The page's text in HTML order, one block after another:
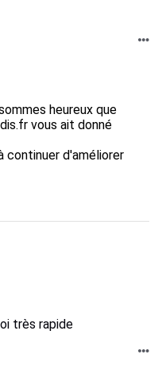
heureux que
vous ait donné
continuer d'améliorer
très rapide